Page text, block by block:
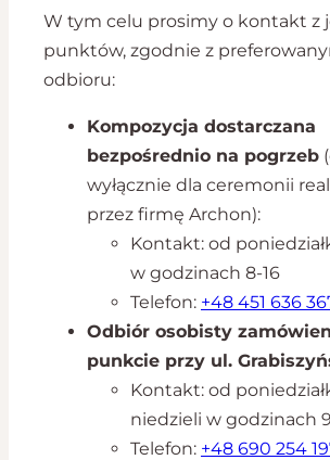
W tym celu prosimy o kontakt z
punktów, zgodnie z
odbioru:
Kompozycja dostarczana
bezpośrednio na pogrzeb
wyłącznie dla ceremonii
przez firmę Archon):
Kontakt: od
w godzinach 8-16
Telefon: +48 451 636
Odbiór osobisty
punkcie przy ul.
Kontakt: od
niedzieli w godzinach
Telefon: +48 690 254